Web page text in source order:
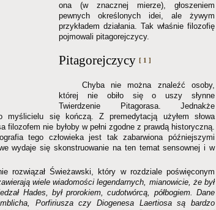
ona (w znacznej mierze), głoszeniem
pewnych określonych idei, ale żywym
przykładem działania. Tak właśnie filozofię
pojmowali pitagorejczycy.
Pitagorejczycy [ 1 ]
Chyba nie można znaleźć osoby,
której nie obiło się o uszy słynne
Twierdzenie Pitagorasa. Jednakże
się kończą. Z premedytacją użyłem słowa
filozofem nie byłoby w pełni zgodne z prawdą historyczną.
tego człowieka jest tak zabarwiona późniejszymi
wydaje się skonstruowanie na ten temat sensownej i w
rozwiązał Świeżawski, który w rozdziale poświęconym
wiele wiadomości legendarnych, mianowicie, że był
Hades, był prorokiem, cudotwórcą, półbogiem. Dane
Porfiriusza czy Diogenesa Laertiosa są bardzo